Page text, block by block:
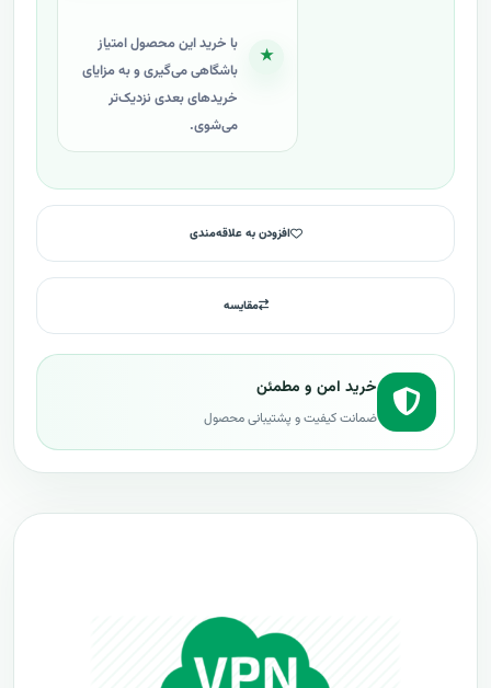
★
با خرید این محصول امتیاز
باشگاهی می‌گیری و به مزایای
خریدهای بعدی نزدیک‌تر
می‌شوی.
افزودن به علاقه‌مندی
مقایسه
خرید امن و مطمئن
ضمانت کیفیت و پشتیبانی محصول